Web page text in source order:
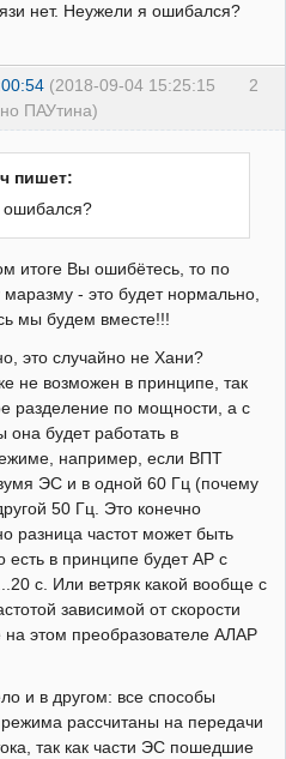
нет. Неужели я ошибался?
2
(2018-09-04 15:25:15
ПАУтина)
пишет:
итоге Вы ошибётесь, то по
- это будет нормально,
мы будем вместе!!!
это случайно не Хани?
не возможен в принципе, так
разделение по мощности, а с
она будет работать в
например, если ВПТ
ЭС и в одной 60 Гц (почему
50 Гц. Это конечно
разница частот может быть
есть в принципе будет АР с
с. Или ветряк какой вообще с
зависимой от скорости
на этом преобразователе АЛАР
и в другом: все способы
рассчитаны на передачи
так как части ЭС пошедшие